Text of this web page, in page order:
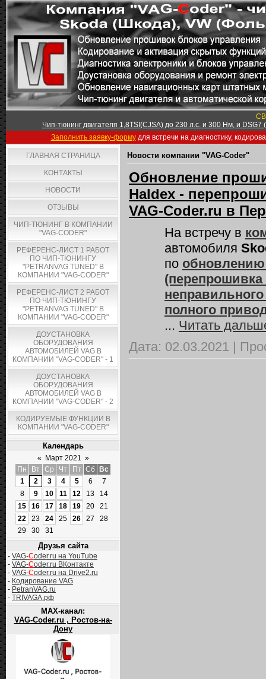
Чип-тюнинг двигателя 1,8TSI(CJSA) до 230 л.с. и 300 Нм, и
Заполнить заявку-формудля встречи на диагностику,
ГЛАВНАЯ СТРАНИЦА
КОНТАКТЫ
НОВОСТИ
ОТЗЫВЫ
ЧИП-ТЮНИНГ В КОМПАНИИ
"VAG-CODER"
РЕФЕРЕНС-ЛИСТ 1 РАБОТ
ПО ЧИП-ТЮНИНГУ
"PETRANVAG TUNED" В
КОМПАНИИ "VAG-CODER"
РЕФЕРЕНС-ЛИСТ 2 РАБОТ
ПО ЧИП-ТЮНИНГУ
"PETRANVAG TUNED" В
КОМПАНИИ "VAG-CODER"
ДОУСТАНОВКА
ОБОРУДОВАНИЯ
АВТОМОБИЛЕЙ VAG В
КОМПАНИИ "VAG-CODER" - 1
ДОУСТАНОВКА
ОБОРУДОВАНИЯ
АВТОМОБИЛЕЙ VAG В
КОМПАНИИ "VAG-CODER" - 2
КОДИРУЕМЫЕ ФУНКЦИИ В
КОМПАНИИ "VAG-CODER"
Календарь
« Март 2021 »
Пн
Вт Ср Чт Пт Сб
Вс
1
2 3 4 5 6
7
8
9 10 11 12 13
14
15
16 17 18 19 20
21
22
23 24 25 26 27
28
29
30 31
Друзья сайта
- VAG-Coder.ru на YouTube
- VAG-Coder.ru ВКонтакте
- VAG-Coder.ru на Drive2.ru
- Кодирование VAG
- PetranVAG.ru
- TRIVAGA.рф
MAX-канал:
VAG-Coder.ru , Ростов-на-
Дону
Новости компании "VAG-Coder"
Обновление
Haldex -
VAG-Coder.ru в
На встречу в
автомобиля
по обновлению
полного
... Читать
Дата: 02.03.2021 |